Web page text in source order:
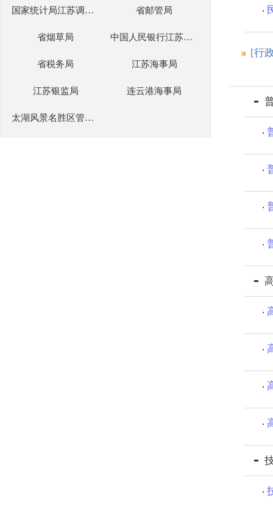
国家统计局江苏调查总队 省邮管局
省烟草局 中国人民银行江苏省分行
省税务局 江苏海事局
江苏银监局 连云港海事局
太湖风景名胜区管理委员会办公室
[行